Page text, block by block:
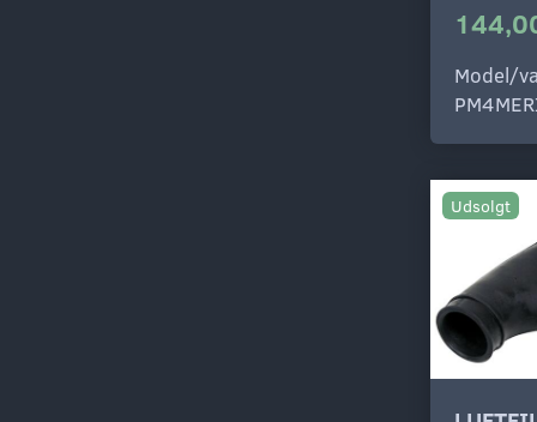
Model/
Udsolgt